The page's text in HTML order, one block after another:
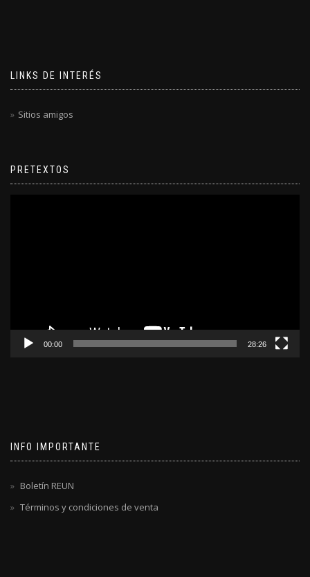
LINKS DE INTERÉS
Sitios amigos
PRETEXTOS
00:00 28:26
INFO IMPORTANTE
Boletín REUN
Términos y condiciones de venta